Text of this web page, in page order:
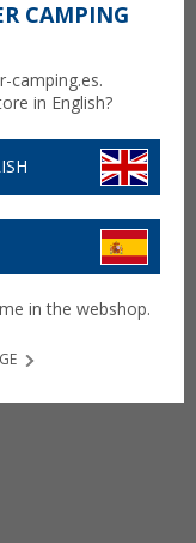
CAMPING
camping.es.
in English?
in the webshop.